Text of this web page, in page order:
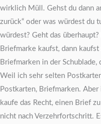
wirklich Müll. Gehst du dann
zurück“ oder was würdest du
würdest? Geht das
Briefmarke kaufst, dann
Briefmarken in der
Weil ich sehr selten
Postkarten, Briefmarken.
kaufe das Recht, einen Brief
nicht nach Verzehrfortschritt.